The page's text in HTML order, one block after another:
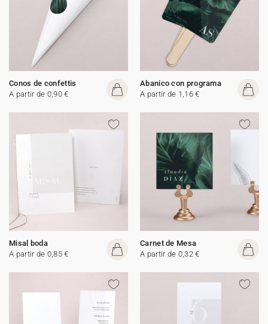
Conos de confettis
A partir de 0,90 €
Abanico con programa
A partir de 1,16 €
Misal boda
A partir de 0,85 €
Carnet de Mesa
A partir de 0,32 €